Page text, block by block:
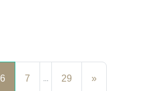
6 7 ... 29 »